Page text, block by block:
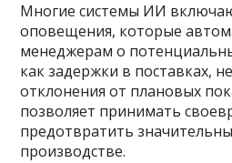
Многие системы ИИ
оповещения, которые
менеджерам о
как задержки в поставках,
отклонения от плановых
позволяет принимать
предотвратить
производстве.